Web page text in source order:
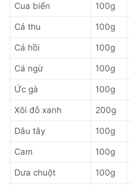
Cua biển 100g
Cá thu 100g
Cá hồi 100g
Cá ngừ 100g
Ức gà 100g
Xôi đỗ xanh 200g
Dâu tây 100g
Cam 100g
Dưa chuột 100g